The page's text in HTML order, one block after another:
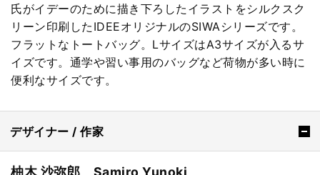
氏がイデーのために描き下ろしたイラストをシルクスク
リーン印刷したIDEEオリジナルのSIWAシリーズです。
フラットなトートバッグ。LサイズはA3サイズが入るサ
イズです。通学や習い事用のバッグなど荷物が多い時に
便利なサイズです。
デザイナー / 作家
柚木 沙弥郎 Samiro Yunoki